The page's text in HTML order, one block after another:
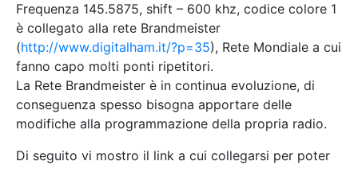
Frequenza 145.5875, shift – 600 khz, codice colore 1
è collegato alla rete Brandmeister
(http://www.digitalham.it/?p=35), Rete Mondiale a cui
fanno capo molti ponti ripetitori.
La Rete Brandmeister è in continua evoluzione, di
conseguenza spesso bisogna apportare delle
modifiche alla programmazione della propria radio.
Di seguito vi mostro il link a cui collegarsi per poter